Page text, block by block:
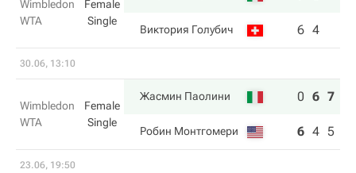
Wimbledon
WTA
Female
Single
Виктория Голубич 6 4
30.06, 13:10
Wimbledon
WTA
Female
Single
Жасмин Паолини 0 6 7
Робин Монтгомери 6 4 5
23.06, 19:50